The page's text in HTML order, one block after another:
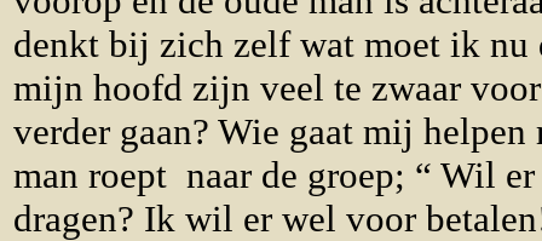
denkt bij zich zelf wat moet ik nu
mijn hoofd zijn veel te zwaar
verder gaan? Wie gaat mij helpen
man roept naar de groep; “ Wil
dragen? Ik wil er wel voor